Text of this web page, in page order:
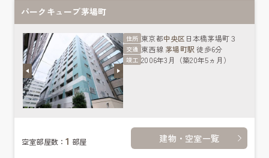
パークキューブ茅場町
住所 東京都中央区 日本橋茅場町３
交通 東西線 茅場町駅 徒歩6分
竣工 2006年3月（築20年5ヵ月）
空室部屋数：1 部屋 建物・空室一覧